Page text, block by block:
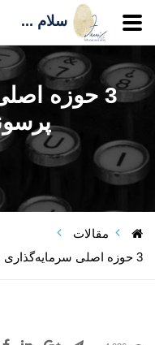
سلام ...
3 حوزه
مقالات
3 حوزه اصلی سرمایه‌گذاری در پرسونال برندینگ